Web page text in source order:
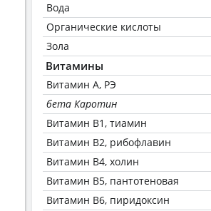
Вода
Органические кислоты
Зола
Витамины
Витамин А, РЭ
бета Каротин
Витамин В1, тиамин
Витамин В2, рибофлавин
Витамин В4, холин
Витамин В5, пантотеновая
Витамин В6, пиридоксин